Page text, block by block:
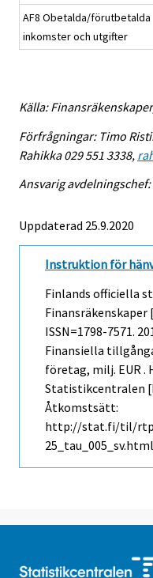
AF8 Obetalda/förutbetalda
inkomster och utgifter
Källa:
Förfrågningar: Timo
Rahikka 029 551 3338,
Ansvarig
Uppdaterad 25.9.2020
Instruktion för
Finlands officiella
ISSN=1798-7571.
Finansiella
företag, milj. EUR .
Statistikcentralen
Åtkomstsätt:
http://stat.fi/til/rtp/
25_tau_005_sv.html